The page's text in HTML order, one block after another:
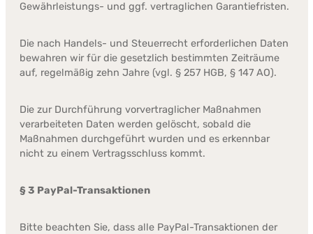
Gewährleistungs- und ggf. vertraglichen Garantiefristen.
Die nach Handels- und Steuerrecht erforderlichen Daten
bewahren wir für die gesetzlich bestimmten Zeiträume
auf, regelmäßig zehn Jahre (vgl. § 257 HGB, § 147 AO).
Die zur Durchführung vorvertraglicher Maßnahmen
verarbeiteten Daten werden gelöscht, sobald die
Maßnahmen durchgeführt wurden und es erkennbar
nicht zu einem Vertragsschluss kommt.
§ 3 PayPal-Transaktionen
Bitte beachten Sie, dass alle PayPal-Transaktionen der